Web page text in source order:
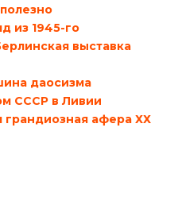
из 1945-го
выставка
даосизма
СССР в Ливии
грандиозная афера ХХ